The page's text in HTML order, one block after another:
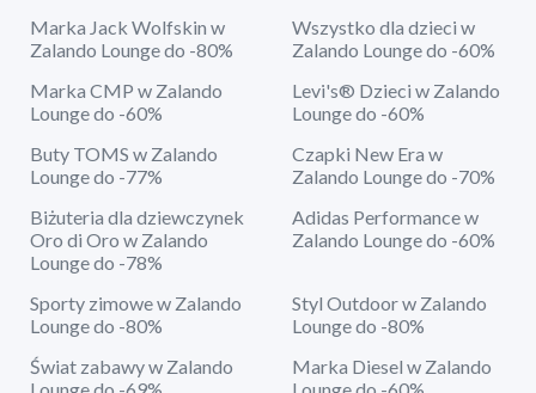
Marka Jack Wolfskin w
Zalando Lounge do -80%
Wszystko dla dzieci w
Zalando Lounge do -60%
Marka CMP w Zalando
Lounge do -60%
Levi's® Dzieci w Zalando
Lounge do -60%
Buty TOMS w Zalando
Lounge do -77%
Czapki New Era w
Zalando Lounge do -70%
Biżuteria dla dziewczynek
Oro di Oro w Zalando
Lounge do -78%
Adidas Performance w
Zalando Lounge do -60%
Sporty zimowe w Zalando
Lounge do -80%
Styl Outdoor w Zalando
Lounge do -80%
Świat zabawy w Zalando
Marka Diesel w Zalando